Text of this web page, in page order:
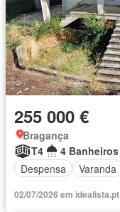
255 000 €
Bragança
T4
4 Banheiros
Despensa
Varanda
02/07/2026 em idealista.pt